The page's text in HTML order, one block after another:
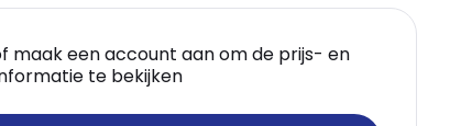
maak een account aan om de prijs- en
te bekijken